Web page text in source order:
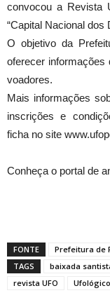
convocou a Revista
“Capital Nacional dos
O objetivo da
oferecer informações
voadores.
Mais informações
inscrições e
ficha no site
Conheça o portal de
FONTE
Prefeitura de
TAGS
baixada
revista UFO
Ufológico